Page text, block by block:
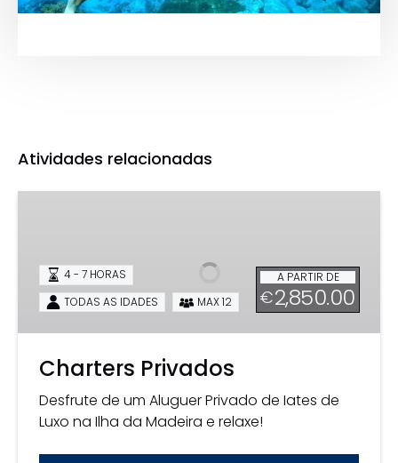
Atividades relacionadas
A PARTIR DE
€2,850.00
4 - 7 HORAS
TODAS AS IDADES
MAX 12
Charters Privados
Desfrute de um Aluguer Privado de Iates de
Luxo na Ilha da Madeira e relaxe!